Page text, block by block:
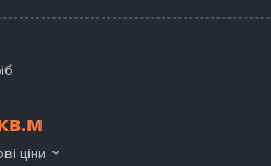
ціни